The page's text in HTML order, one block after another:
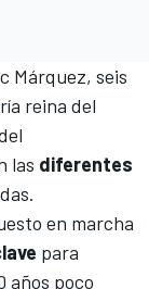
Márquez, seis
reina del
las diferentes
en marcha
para
años poco